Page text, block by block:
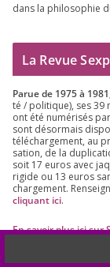
dans la phi­lo­so­phie
La Revue
Parue de 1975à 1981
té /​ poli­tique), ses39
ont été numé­ri­sés
sont désor­mais
télé­char­ge­ment, au
sa­tion, de la
soit 17 euros avec
rigide ou 13 euros
char­ge­ment.
cli­quant ici.
En savoir plus ici sur